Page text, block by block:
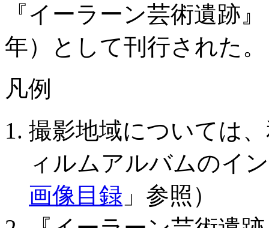
『イーラーン芸術遺跡
年）として刊行された。
凡例
撮影地域については
ィルムアルバムのイ
画像目録 」参照）